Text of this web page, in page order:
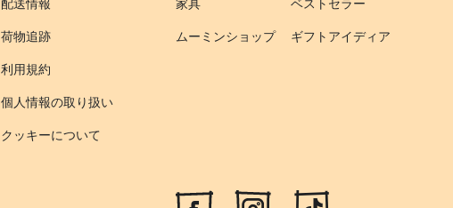
配送情報
荷物追跡
利用規約
個人情報の取り扱い
クッキーについて
家具
ムーミンショップ
ベストセラー
ギフトアイディア